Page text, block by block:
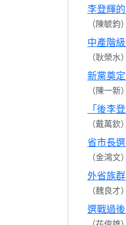
李登輝
（陳毓鈞）
中產階
（耿榮水）
新黨奠
（陳一新）
「後李
（戴萬欽）
省市長
（金鴻文）
外省族
（魏良才）
選戰過